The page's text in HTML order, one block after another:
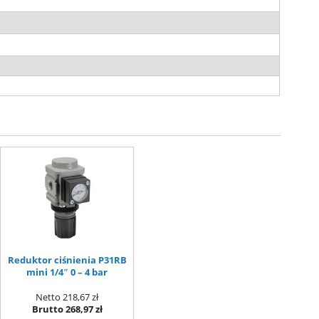
Reduktor ciśnienia P31RB
mini 1/4″ 0 – 4 bar
Netto 218,67 zł
Brutto268,97 zł